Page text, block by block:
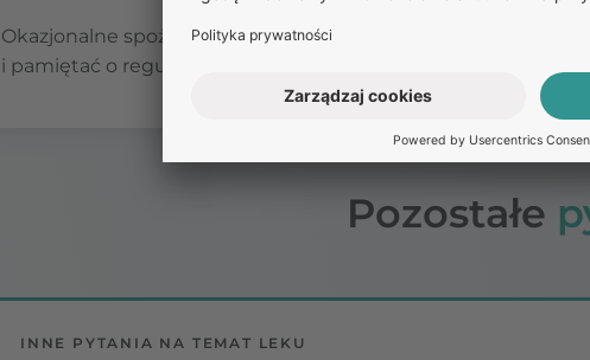
Okazjonalne spożycie alkoholu nie stanowi problemu
i pamiętać o regularnym przyjmowaniu tabletek, aby nie
Pozostałe
INNE PYTANIA NA TEMAT LEKU